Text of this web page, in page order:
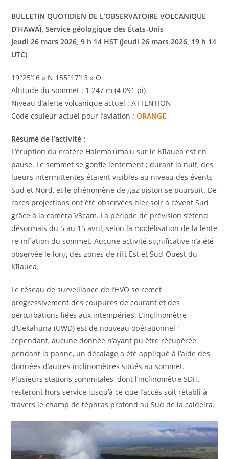
BULLETIN QUOTIDIEN DE L’OBSERVATOIRE VOLCANIQUE
D’HAWAÏ, Service géologique des États-Unis
Jeudi 26 mars 2026, 9 h 14 HST (Jeudi 26 mars 2026, 19 h 14
UTC)
19°25’16 » N 155°17’13 » O
Altitude du sommet : 1 247 m (4 091 pi)
Niveau d’alerte volcanique actuel : ATTENTION
Code couleur actuel pour l’aviation :ORANGE
Résumé de l’activité :
L’éruption du cratère Halemaʻumaʻu sur le Kīlauea est en
pause. Le sommet se gonfle lentement ; durant la nuit, des
lueurs intermittentes étaient visibles au niveau des évents
Sud et Nord, et le phénomène de gaz piston se poursuit. De
rares projections ont été observées hier soir à l’évent Sud
grâce à la caméra V3cam. La période de prévision s’étend
désormais du 5 au 15 avril, selon la modélisation de la lente
re-inflation du sommet. Aucune activité significative n’a été
observée le long des zones de rift Est et Sud-Ouest du
Kīlauea.
Le réseau de surveillance de l’HVO se remet
progressivement des coupures de courant et des
perturbations liées aux intempéries. L’inclinomètre
d’Uēkahuna (UWD) est de nouveau opérationnel ;
cependant, aucune donnée n’ayant pu être récupérée
pendant la panne, un décalage a été appliqué à l’aide des
données d’autres inclinomètres situés au sommet.
Plusieurs stations sommitales, dont l’inclinomètre SDH,
resteront hors service jusqu’à ce que l’accès soit rétabli à
travers le champ de téphras profond au Sud de la caldeira.